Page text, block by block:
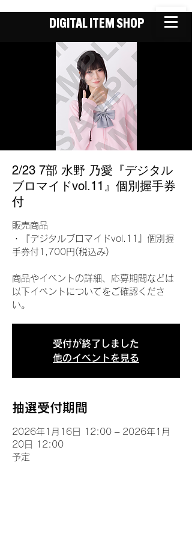
DIGITAL ITEM SHOP
2/23 7部 水野 乃愛『デジタル
ブロマイドvol.11』個別握手券
付
販売商品
・『デジタルブロマイドvol.11』個別握
手券付1,700円(税込み)
商品やイベントの詳細、応募期間などは
以下イベントについてをご確認くださ
い。
受付が終了しました
他のイベントを見る
抽選受付期間
2026年1月16日 12:00 – 2026年1月
20日 12:00
予定